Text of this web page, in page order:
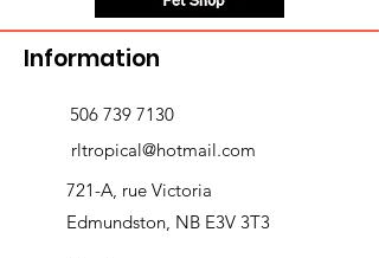
Information
506 739 7130
rltropical@hotmail.com
721-A, rue Victoria
Edmundston, NB E3V 3T3